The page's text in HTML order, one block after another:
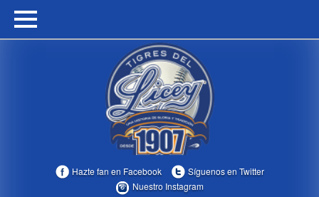
HOME
Hazte fan en Facebook
Síguenos en Twitter
Nuestro Instagram